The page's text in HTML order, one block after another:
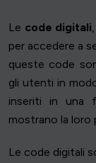
Le code digitali
per accedere a
queste code
gli utenti in
inseriti in una
mostrano la loro
Le code digitali